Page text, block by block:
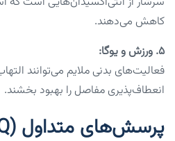
کاهش می‌دهند.
۵. ورزش و یوگا:
فعالیت‌های بدنی ملایم می‌توانند
انعطاف‌پذیری مفاصل را بهبود بخشند.